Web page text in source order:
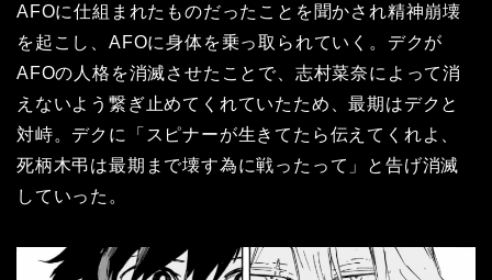
AFOに仕組まれたものだったことを聞かされ精神崩壊
を起こし、AFOに身体を乗っ取られていく。デクが
AFOの人格を消滅させたことで、志村菜奈によって消
えないよう繋ぎ止めてくれていたため、最期はデクと
対峙。デクに「スピナーが生きてたら伝えてくれよ、
死柄木弔は最期まで壊す為に戦ったって」と告げ消滅
していった。